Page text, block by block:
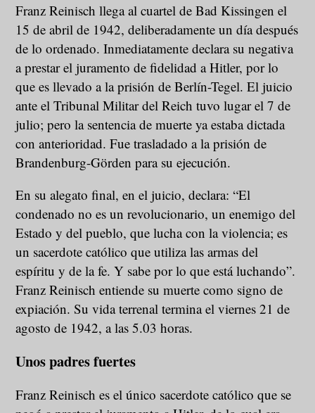
Franz Reinisch llega al cuartel de Bad Kissingen el
15 de abril de 1942, deliberadamente un día después
de lo ordenado. Inmediatamente declara su negativa
a prestar el juramento de fidelidad a Hitler, por lo
que es llevado a la prisión de Berlín-Tegel. El juicio
ante el Tribunal Militar del Reich tuvo lugar el 7 de
julio; pero la sentencia de muerte ya estaba dictada
con anterioridad. Fue trasladado a la prisión de
Brandenburg-Görden para su ejecución.
En su alegato final, en el juicio, declara: “El
condenado no es un revolucionario, un enemigo del
Estado y del pueblo, que lucha con la violencia; es
un sacerdote católico que utiliza las armas del
espíritu y de la fe. Y sabe por lo que está luchando”.
Franz Reinisch entiende su muerte como signo de
expiación. Su vida terrenal termina el viernes 21 de
agosto de 1942, a las 5.03 horas.
Unos padres fuertes
Franz Reinisch es el único sacerdote católico que se